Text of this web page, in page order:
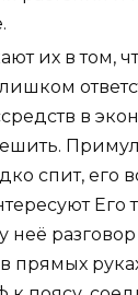
их в том,
в
спит, его
Его
неё
прямых